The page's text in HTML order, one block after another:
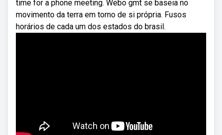
time for a phone meeting. Webo gmt se baseia no
movimento da terra em torno de si própria. Fusos
horários de cada um dos estados do brasil.